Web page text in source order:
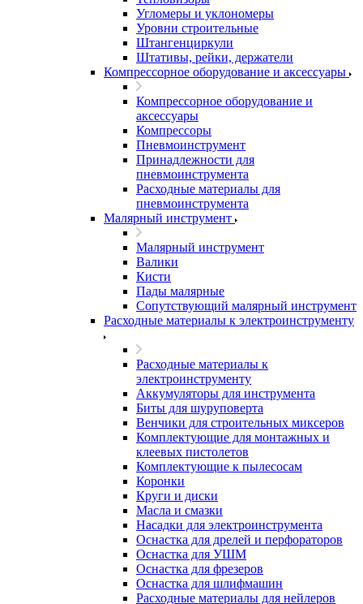
Угломеры и уклономеры
Уровни строительные
Штангенциркули
Штативы, рейки, держатели
Компрессорное оборудование и аксессуары
Компрессорное оборудование и
аксессуары
Компрессоры
Пневмоинструмент
Принадлежности для
пневмоинструмента
Расходные материалы для
пневмоинструмента
Малярный инструмент
Малярный инструмент
Валики
Кисти
Пады малярные
Сопутствующий малярный инструмент
Расходные материалы к электроинструменту
Расходные материалы к
электроинструменту
Аккумуляторы для инструмента
Биты для шуруповерта
Венчики для строительных миксеров
Комплектующие для монтажных и
клеевых пистолетов
Комплектующие к пылесосам
Коронки
Круги и диски
Масла и смазки
Насадки для электроинструмента
Оснастка для дрелей и перфораторов
Оснастка для УШМ
Оснастка для фрезеров
Оснастка для шлифмашин
Расходные материалы для нейлеров